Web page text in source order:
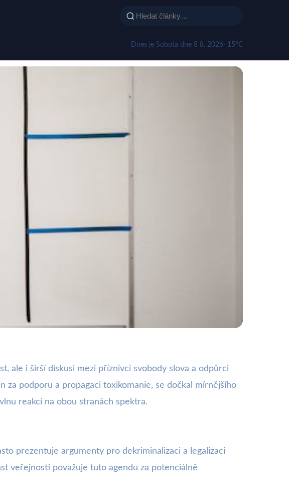
Dnes je Sobota dne 8 8. 2026· 15°C
Drog: Co to
ale i širší diskusi mezi příznivci svobody slova a odpůrci
za podporu a propagaci toxikomanie, se dočkal mírnějšího
reakcí na obou stranách spektra.
prezentuje argumenty pro dekriminalizaci a legalizaci
veřejnosti považuje tuto agendu za potenciálně